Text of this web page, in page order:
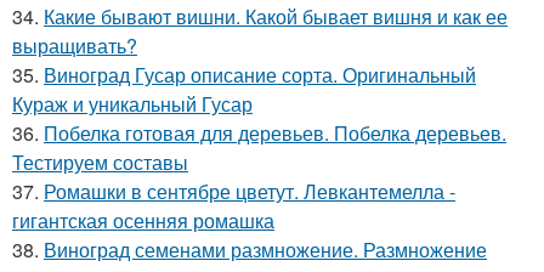
34. Какие бывают вишни. Какой бывает вишня и как ее
выращивать?
35. Виноград Гусар описание сорта. Оригинальный
Кураж и уникальный Гусар
36. Побелка готовая для деревьев. Побелка деревьев.
Тестируем составы
37. Ромашки в сентябре цветут. Левкантемелла -
гигантская осенняя ромашка
38. Виноград семенами размножение. Размножение